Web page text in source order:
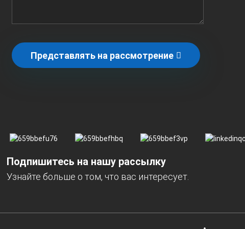
Представлять на рассмотрение
Подпишитесь на нашу рассылку
Узнайте больше о том, что вас интересует.